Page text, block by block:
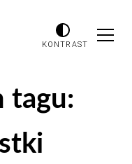
KONTRAST
tagu: